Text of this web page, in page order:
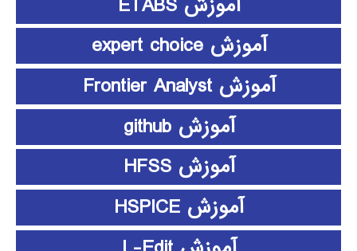
آموزش expert choice
آموزش Frontier Analyst
آموزش github
آموزش HFSS
آموزش HSPICE